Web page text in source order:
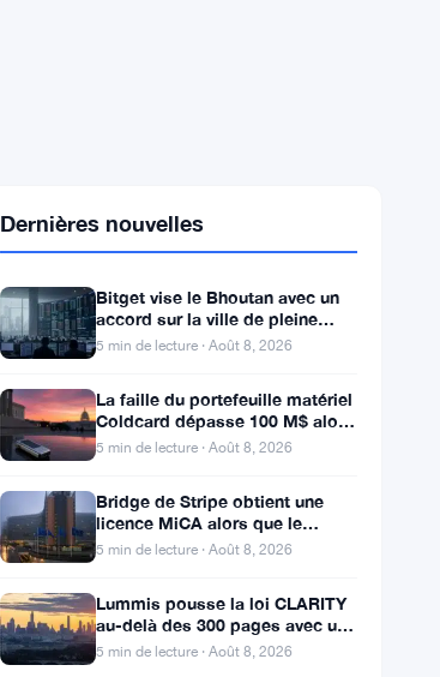
Dernières nouvelles
Bitget vise le Bhoutan avec un
accord sur la ville de pleine
conscience de Gelephu
5 min de lecture · Août 8, 2026
La faille du portefeuille matériel
Coldcard dépasse 100 M$ alors
que les pertes cryptos de juillet
5 min de lecture · Août 8, 2026
Bridge de Stripe obtient une
licence MiCA alors que le
registre crypto de l’UE atteint
5 min de lecture · Août 8, 2026
Lummis pousse la loi CLARITY
au-delà des 300 pages avec un
vote en septembre
5 min de lecture · Août 8, 2026